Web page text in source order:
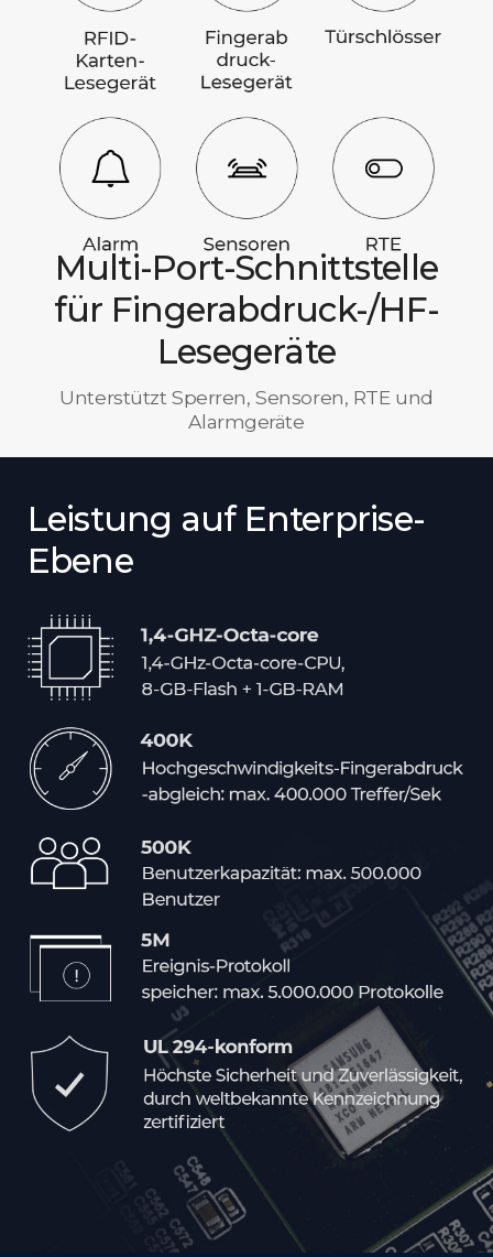
Multi-Port-Schnittstelle
für Fingerabdruck-/HF-
Lesegeräte
Unterstützt Sperren, Sensoren, RTE und
Alarmgeräte
Leistung auf Enterprise-
Ebene